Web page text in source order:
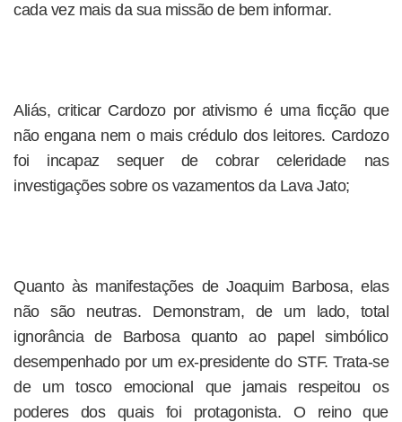
cada vez mais da sua missão de bem informar.
Aliás, criticar Cardozo por ativismo é uma ficção que
não engana nem o mais crédulo dos leitores. Cardozo
foi incapaz sequer de cobrar celeridade nas
investigações sobre os vazamentos da Lava Jato;
Quanto às manifestações de Joaquim Barbosa, elas
não são neutras. Demonstram, de um lado, total
ignorância de Barbosa quanto ao papel simbólico
desempenhado por um ex-presidente do STF. Trata-se
de um tosco emocional que jamais respeitou os
poderes dos quais foi protagonista. O reino que